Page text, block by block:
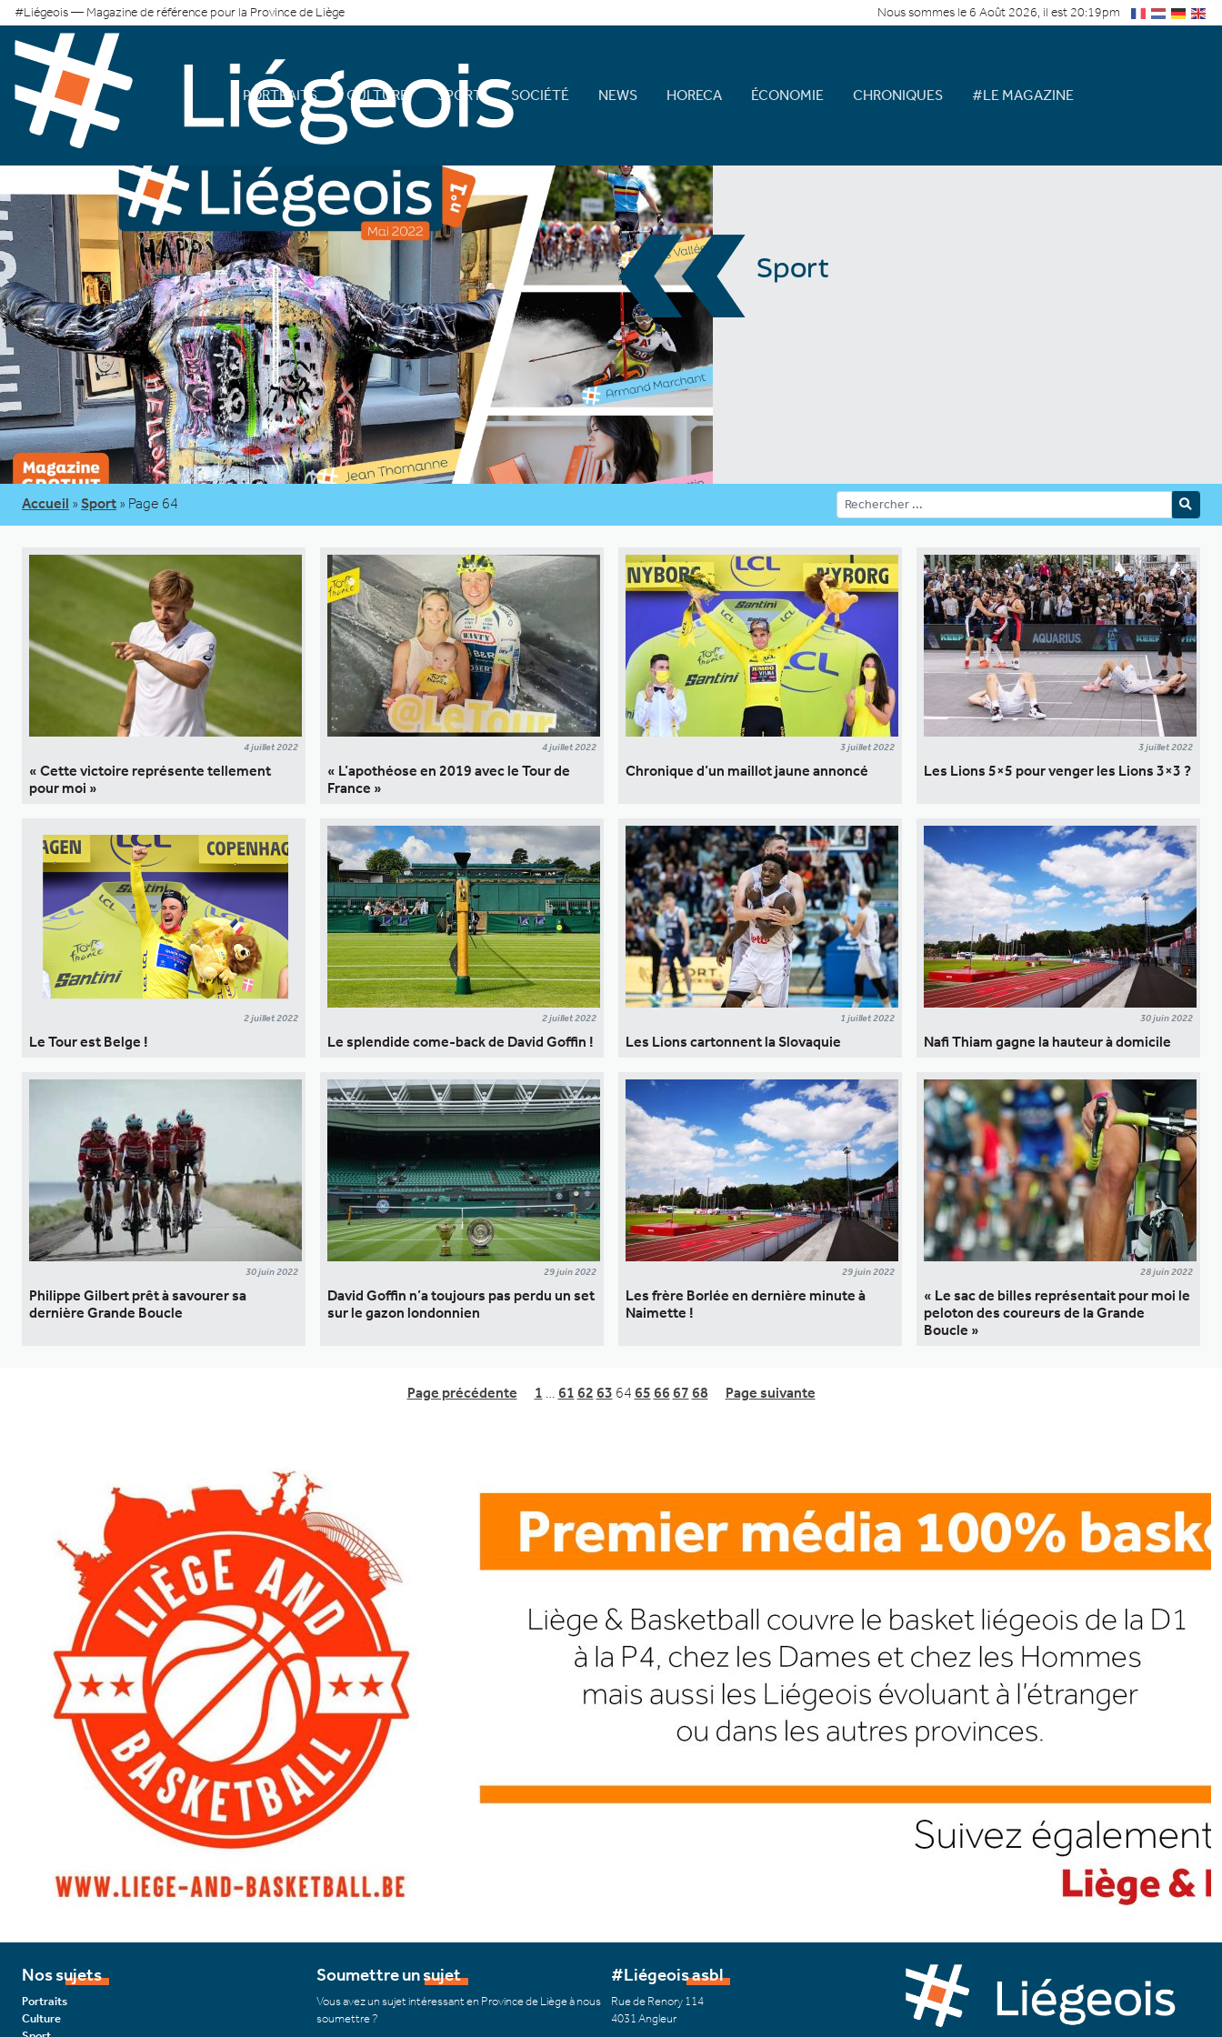
#Liégeois — Magazine de référence pour la Province de Liège Nous sommes le 6 Août 2026, il est 20:19pm
PORTRAITS CULTURE SPORT SOCIÉTÉ NEWS HORECA ÉCONOMIE CHRONIQUES #LE MAGAZINE
«Sport
Accueil » Sport » Page 64
4 juillet 2022
« Cette victoire représente tellement
pour moi »
4 juillet 2022
« L’apothéose en 2019 avec le Tour de
France »
3 juillet 2022
Chronique d’un maillot jaune annoncé
3 juillet 2022
Les Lions 5×5 pour venger les Lions 3×3 ?
2 juillet 2022
Le Tour est Belge !
2 juillet 2022
Le splendide come-back de David Goffin !
1 juillet 2022
Les Lions cartonnent la Slovaquie
30 juin 2022
Nafi Thiam gagne la hauteur à domicile
30 juin 2022
Philippe Gilbert prêt à savourer sa
dernière Grande Boucle
29 juin 2022
David Goffin n’a toujours pas perdu un set
sur le gazon londonnien
29 juin 2022
Les frère Borlée en dernière minute à
Naimette !
28 juin 2022
« Le sac de billes représentait pour moi le
peloton des coureurs de la Grande
Boucle »
Page précédente 1 … 61 62 63 64 65 66 67 68 Page suivante
Nos sujets
Portraits
Culture
Soumettre un sujet
Vous avez un sujet intéressant en Province de Liège à nous
soumettre ?
#Liégeois asbl
Rue de Renory 114
4031 Angleur